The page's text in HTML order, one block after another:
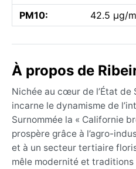
PM10:
42.5 µg/
À propos de
Nichée au cœur de l’État de
incarne le dynamisme de
Surnommée la « Californie
prospère grâce à l’agro-
et à un secteur tertiaire
mêle modernité et